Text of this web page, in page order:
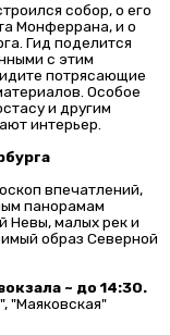
собор, о его
Монферрана, и о
Гид поделится
с этим
потрясающие
Особое
и другим
интерьер.
впечатлений,
панорамам
Невы, малых рек и
образ Северной
~ до 14:30.
"Маяковская"